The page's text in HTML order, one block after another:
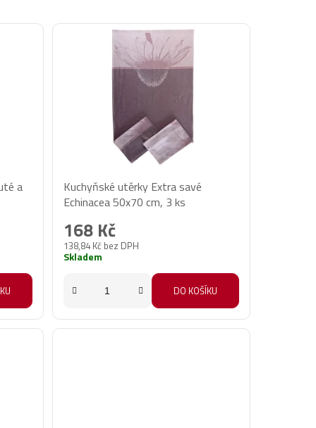
a
Kuchyňské utěrky Extra savé
Echinacea 50x70 cm, 3 ks
138,84 Kč bez DPH
168 Kč
Skladem
DO KOŠÍKU